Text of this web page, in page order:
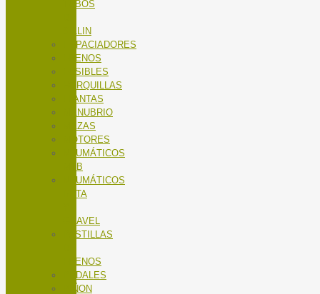
TUBOS
SILLIN
ESPACIADORES
FRENOS
FUSIBLES
HORQUILLAS
LLANTAS
MANUBRIO
MAZAS
MOTORES
NEUMÁTICOS
MTB
NEUMÁTICOS
RUTA
GRAVEL
PASTILLAS
FRENOS
PEDALES
PIÑON